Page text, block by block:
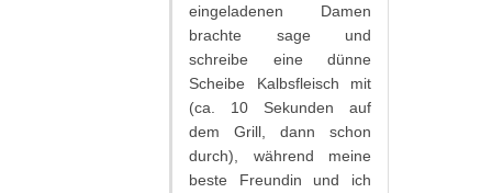
eingeladenen Damen
brachte sage und
schreibe eine dünne
Scheibe Kalbsfleisch mit
(ca. 10 Sekunden auf
dem Grill, dann schon
durch), während meine
beste Freundin und ich